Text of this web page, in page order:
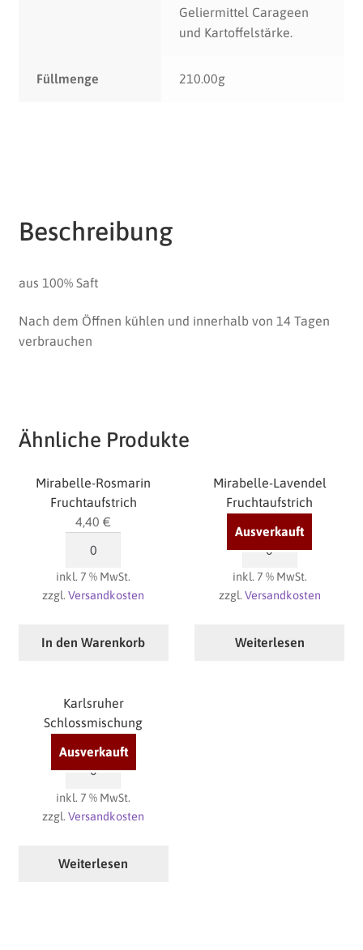
Geliermittel Carageen
und Kartoffelstärke.
Füllmenge 210.00g
Beschreibung
aus 100% Saft
Nach dem Öffnen kühlen und innerhalb von 14 Tagen
verbrauchen
Ähnliche Produkte
Mirabelle-Rosmarin
Fruchtaufstrich
4,40€
Fruchtaufstrich
Menge
inkl. 7 % MwSt.
zzgl.Versandkosten
In den Warenkorb
Mirabelle-Lavendel
Fruchtaufstrich
Mirabelle-
Fruchtaufstrich
Menge
inkl. 7 % MwSt.
zzgl. Versandkosten
Weiterlesen
Karlsruher
Schlossmischung
Karlsruher
Menge
inkl. 7 % MwSt.
zzgl.Versandkosten
Weiterlesen